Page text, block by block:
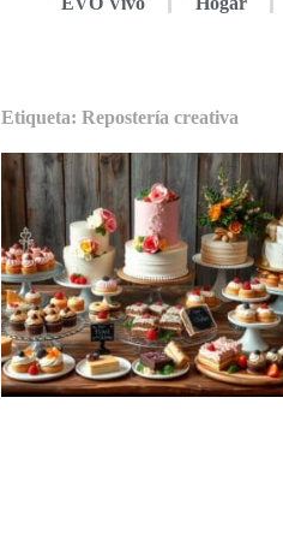
Etiqueta: Repostería creativa